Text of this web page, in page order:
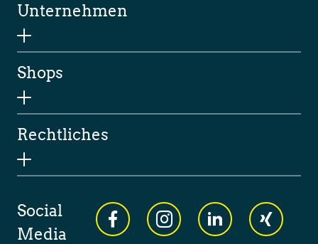
Unternehmen
Shops
Rechtliches
Social
Media